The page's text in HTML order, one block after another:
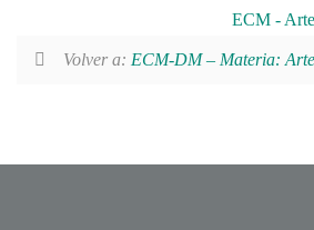
ECM -
Volver a: ECM-DM – Materia: